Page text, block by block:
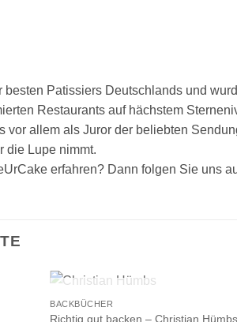
Patissiers Deutschlands und
Restaurants auf hächstem
vor allem als Juror der beliebten
die Lupe nimmt.
erfahren? Dann folgen Sie uns
+
NICHT VORRÄTIG
BACKBÜCHER
Richtig gut backen – Christian Hümbs